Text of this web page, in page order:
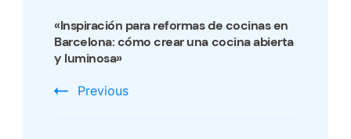
Navigation
«Inspiración para reformas de cocinas en
Barcelona: cómo crear una cocina abierta
y luminosa»
Previous